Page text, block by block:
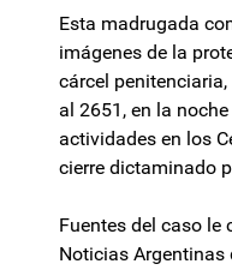
Esta madrugada
imágenes de la
cárcel
al 2651, en la
actividades en los
cierre dictaminado
Fuentes del caso le
Noticias